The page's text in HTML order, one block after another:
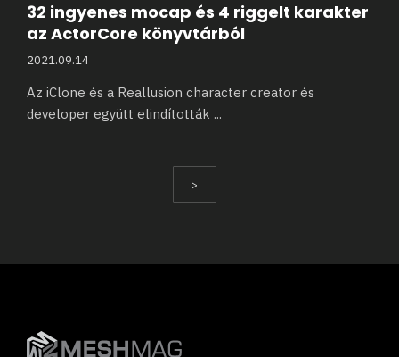
32 ingyenes mocap és 4 riggelt karakter
az ActorCore könyvtárból
2021.09.14
Az iClone és a Reallusion character creator és
developer együtt elindították ...
>